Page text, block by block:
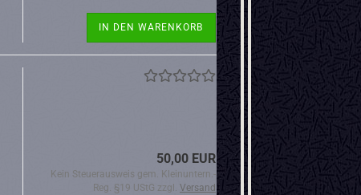
IN DEN WARENKORB
50,00 EUR
Kein Steuerausweis gem. Kleinuntern.-
Reg. §19 UStG zzgl. Versand